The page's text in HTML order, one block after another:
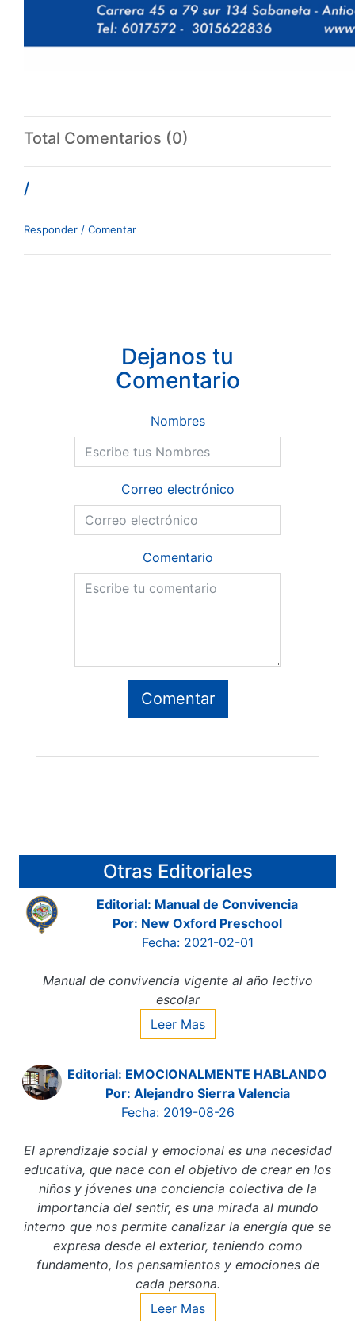
Total Comentarios (0)
/
Responder / Comentar
Dejanos tu
Comentario
Nombres
Correo electrónico
Comentario
Otras Editoriales
Editorial: Manual de Convivencia
Por: New Oxford Preschool
Fecha: 2021-02-01
Manual de convivencia vigente al año lectivo
escolar
Leer Mas
Editorial: EMOCIONALMENTE HABLANDO
Por: Alejandro Sierra Valencia
Fecha: 2019-08-26
El aprendizaje social y emocional es una necesidad
educativa, que nace con el objetivo de crear en los
niños y jóvenes una conciencia colectiva de la
importancia del sentir, es una mirada al mundo
interno que nos permite canalizar la energía que se
expresa desde el exterior, teniendo como
fundamento, los pensamientos y emociones de
cada persona.
Leer Mas